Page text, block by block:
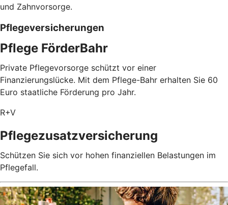
und Zahnvorsorge.
Pflegeversicherungen
Pflege FörderBahr
Private Pflegevorsorge schützt vor einer
Finanzierungslücke. Mit dem Pflege-Bahr erhalten Sie 60
Euro staatliche Förderung pro Jahr.
R+V
Pflegezusatz­versicherung
Schützen Sie sich vor hohen finanziellen Belastungen im
Pflegefall.